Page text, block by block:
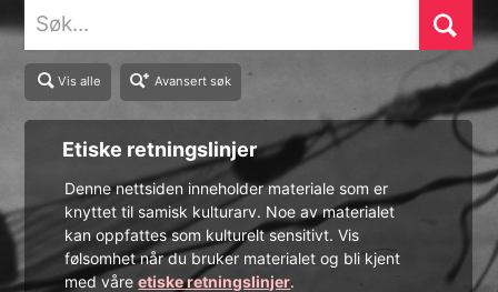
Vis alle Avansert søk
Etiske retningslinjer
Denne nettsiden inneholder materiale som er
knyttet til samisk kulturarv. Noe av materialet
kan oppfattes som kulturelt sensitivt. Vis
følsomhet når du bruker materialet og bli kjent
med våreetiske retningslinjer.